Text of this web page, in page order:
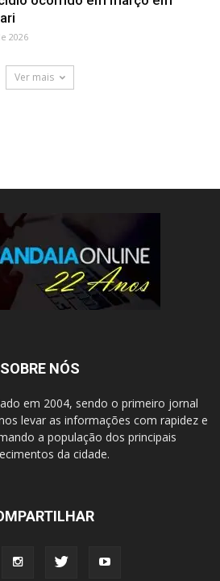
2026
Ver mais
SOBRE NÓS
em 2004, sendo o primeiro jornal
levar as informações com rapidez e
a população dos principais
da cidade.